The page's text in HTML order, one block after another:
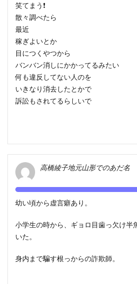
笑てまう❗️
散々調べたら
最近
稼ぎよいとか
目につくやつから
バンバン消しにかかってるみたい
何も違反してない人のを
いきなり消去したとかで
訴訟もされてるらしいで
高橋綾子地元山形でのあだ名
幼い頃から虚言癖あり。
小学生の時から、ギョロ目歯っ欠け半
いた。
身内まで騙す根っからの詐欺師。